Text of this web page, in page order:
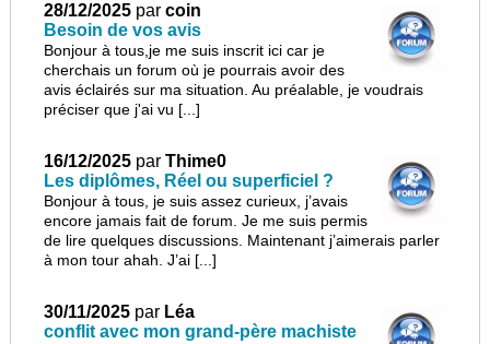
28/12/2025 parcoin
Besoin de vos avis
Bonjour à tous,je me suis inscrit ici car je
cherchais un forum où je pourrais avoir des
avis éclairés sur ma situation. Au préalable, je voudrais
préciser que j'ai vu [...]
16/12/2025 parThime0
Les diplômes, Réel ou superficiel ?
Bonjour à tous, je suis assez curieux, j’avais
encore jamais fait de forum. Je me suis permis
de lire quelques discussions. Maintenant j’aimerais parler
à mon tour ahah. J’ai [...]
30/11/2025 par Léa
conflit avec mon grand-père machiste